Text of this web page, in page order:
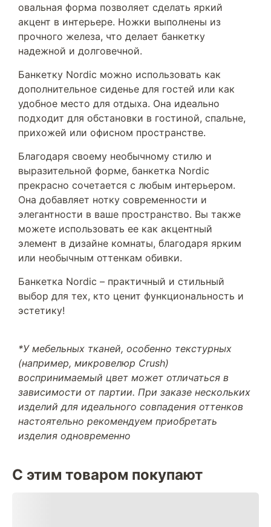
овальная форма позволяет сделать яркий
акцент в интерьере. Ножки выполнены из
прочного железа, что делает банкетку
надежной и долговечной.
Банкетку Nordic можно использовать как
дополнительное сиденье для гостей или как
удобное место для отдыха. Она идеально
подходит для обстановки в гостиной, спальне,
прихожей или офисном пространстве.
Благодаря своему необычному стилю и
выразительной форме, банкетка Nordic
прекрасно сочетается с любым интерьером.
Она добавляет нотку современности и
элегантности в ваше пространство. Вы также
можете использовать ее как акцентный
элемент в дизайне комнаты, благодаря ярким
или необычным оттенкам обивки.
Банкетка Nordic – практичный и стильный
выбор для тех, кто ценит функциональность и
эстетику!
*У мебельных тканей, особенно текстурных
(например, микровелюр Crush)
воспринимаемый цвет может отличаться в
зависимости от партии. При заказе нескольких
изделий для идеального совпадения оттенков
настоятельно рекомендуем приобретать
изделия одновременно
С этим товаром покупают